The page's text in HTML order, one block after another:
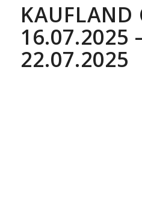
KAUFLAND
16.07.2025
22.07.2025